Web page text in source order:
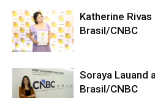
Katherine
Brasil/CNBC
Soraya Lauand
Brasil/CNBC